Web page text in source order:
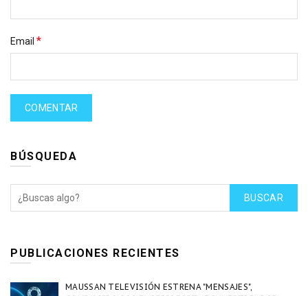
Email *
BÚSQUEDA
BUSCAR
PUBLICACIONES RECIENTES
MAUSSAN TELEVISIÓN ESTRENA "MENSAJES",